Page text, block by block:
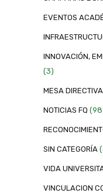
EVENTOS
INNOVACIÓN,
(3)
MESA
NOTICIAS FQ
SIN CATEGORÍA
VIDA
VINCULACION